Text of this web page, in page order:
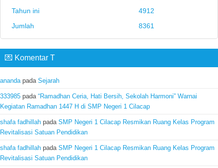
Tahun ini
4912
Jumlah
8361
💌 Komentar T
ananda pada Sejarah
333985 pada “Ramadhan Ceria, Hati Bersih, Sekolah Harmoni” Warnai
Kegiatan Ramadhan 1447 H di SMP Negeri 1 Cilacap
shafa fadhillah pada SMP Negeri 1 Cilacap Resmikan Ruang Kelas Program
Revitalisasi Satuan Pendidikan
shafa fadhillah pada SMP Negeri 1 Cilacap Resmikan Ruang Kelas Program
Revitalisasi Satuan Pendidikan